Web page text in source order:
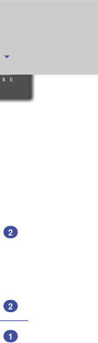
2
2
1